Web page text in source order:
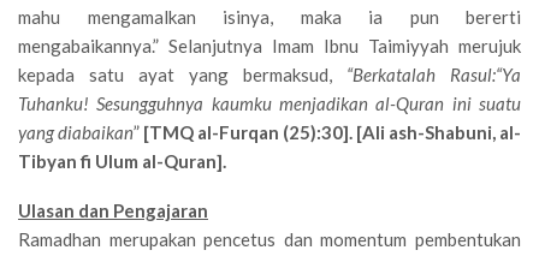
mahu mengamalkan isinya, maka ia pun bererti
mengabaikannya.” Selanjutnya Imam Ibnu Taimiyyah merujuk
kepada satu ayat yang bermaksud, “Berkatalah Rasul:“Ya
Tuhanku! Sesungguhnya kaumku menjadikan al-Quran ini suatu
yang diabaikan” [TMQ al-Furqan (25):30]. [Ali ash-Shabuni, al-
Tibyan fi Ulum al-Quran].
Ulasan dan Pengajaran
Ramadhan merupakan pencetus dan momentum pembentukan